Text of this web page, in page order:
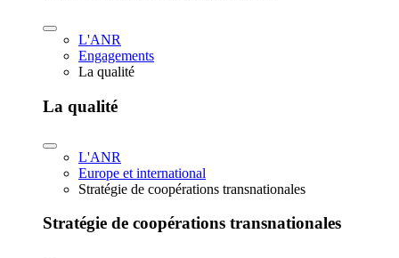
L'ANR
Engagements
La qualité
La qualité
L'ANR
Europe et international
Stratégie de coopérations transnationales
Stratégie de coopérations transnationales